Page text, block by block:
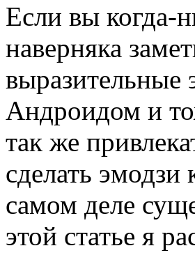
Если вы когда-
наверняка
выразительные
Андроидом и
так же
сделать
самом деле
этой статье я